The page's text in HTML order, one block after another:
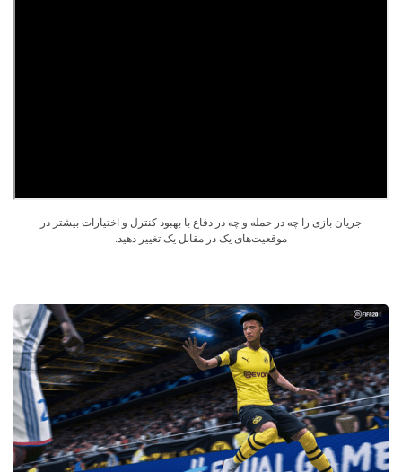
جریان بازی را چه در حمله و چه در دفاع با بهبود کنترل و اختیارات بیشتر در
موقعیت‌های یک در مقابل یک تغییر دهید.